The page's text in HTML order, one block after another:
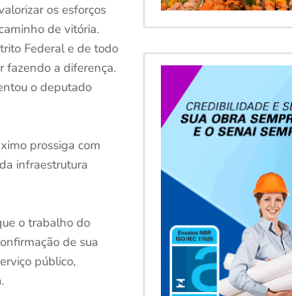
os esforços
de vitória.
Federal e de todo
fazendo a diferença.
o deputado
prossiga com
infraestrutura
o trabalho do
de sua
público,